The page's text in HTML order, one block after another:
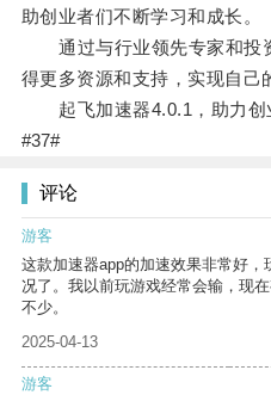
助创业者们不断学习和成长。
通过与行业领先专家和投
得更多资源和支持，实现自己
起飞加速器4.0.1，助力创
#37#
评论
游客
这款加速器app的加速效果非常好
况了。我以前玩游戏经常会输，现
不少。
2025-04-13
游客